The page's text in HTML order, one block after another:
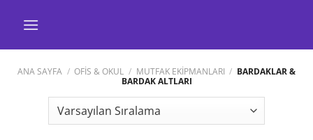
ANA SAYFA / OFİS & OKUL / MUTFAK EKİPMANLARI / BARDAKLAR &
BARDAK ALTLARI